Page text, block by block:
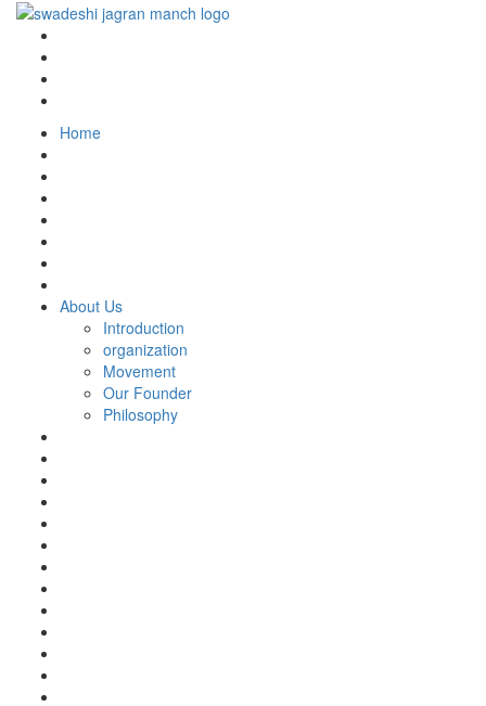
Home
About Us
Introduction
organization
Movement
Our Founder
Philosophy